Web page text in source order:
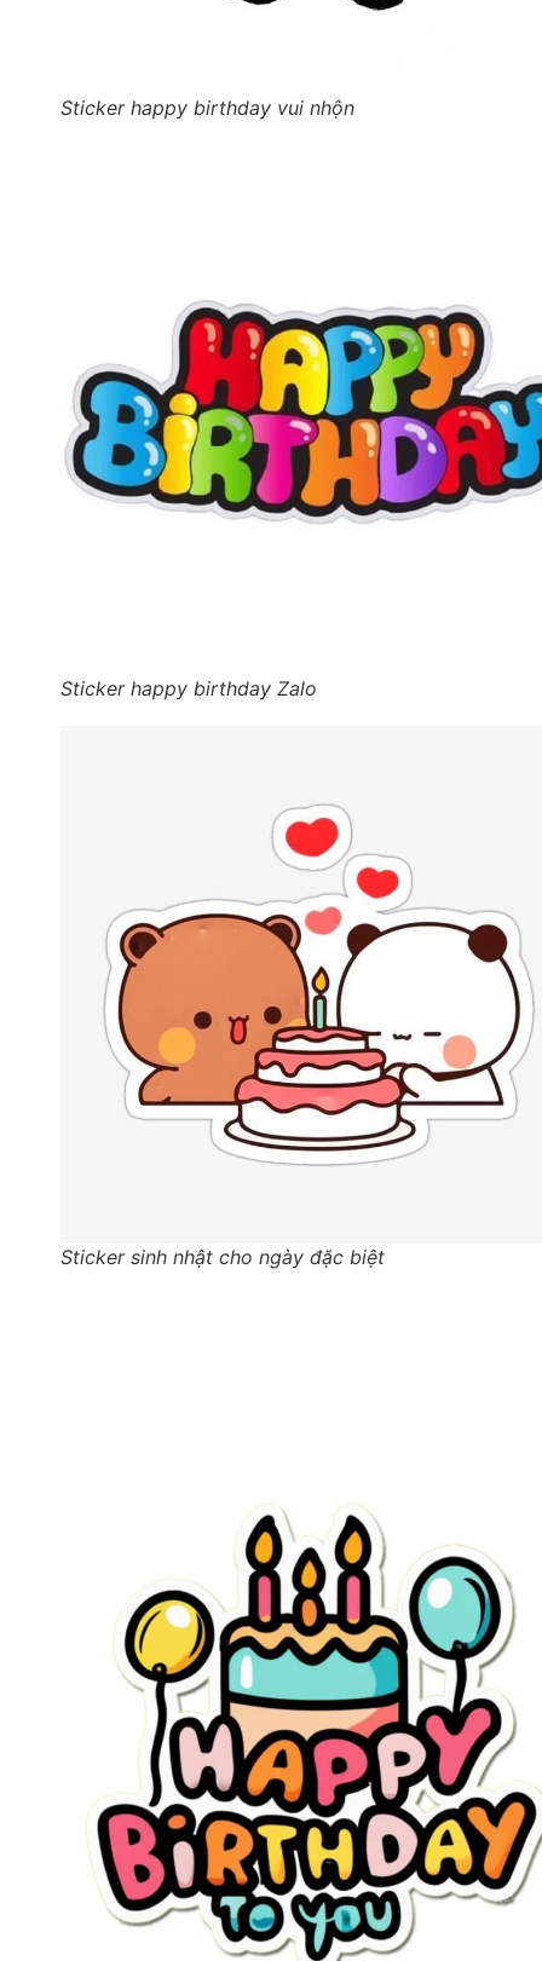
Sticker happy birthday vui nhộn
Sticker happy birthday Zalo
Sticker sinh nhật cho ngày đặc biệt